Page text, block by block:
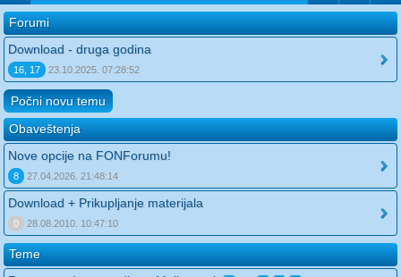
Forumi
Download - druga godina
16, 17 23.10.2025. 07:28:52
Počni novu temu
Obaveštenja
Nove opcije na FONForumu!
8 27.04.2026. 21:48:14
Download + Prikupljanje materijala
0 28.08.2010. 10:47:10
Teme